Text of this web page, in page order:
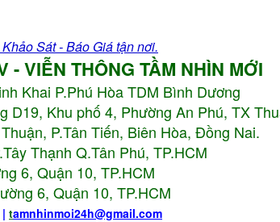
Sát - Báo Giá tận nơi.
- VIỄN THÔNG TẦM NHÌN MỚI
Khai P.Phú Hòa TDM Bình Dương
D19, Khu phố 4, Phường An Phú, TX
P.Tân Tiến, Biên Hòa, Đồng Nai.
Thạnh Q.Tân Phú, TP.HCM
6, Quận 10, TP.HCM
6, Quận 10, TP.HCM
| tamnhinmoi24h@gmail.com